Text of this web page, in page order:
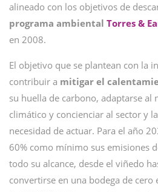
alineado con los objetivos de
programa ambiental Torres &
en 2008.
El objetivo que se plantean con la
contribuir a mitigar el
su huella de carbono, adaptarse al
climático y concienciar al sector y
necesidad de actuar. Para el año
60% como mínimo sus emisiones
todo su alcance, desde el viñedo
convertirse en una bodega de cero